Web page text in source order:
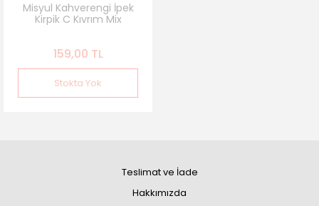
Misyul Kahverengi İpek
Kirpik C Kıvrım Mix
159,00 TL
Stokta Yok
Teslimat ve İade
Hakkımızda